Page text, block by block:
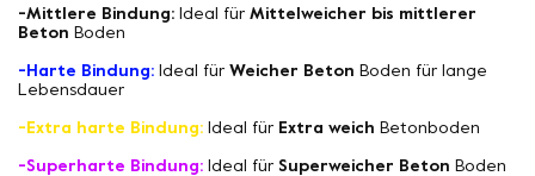
-Mittlere Bindung: Ideal für Mittelweicher bis mittlerer
Beton Boden
-Harte Bindung: Ideal für Weicher Beton Boden für lange
Lebensdauer
-Extra harte Bindung: Ideal für Extra weich Betonboden
-Superharte Bindung: Ideal für Superweicher Beton Boden